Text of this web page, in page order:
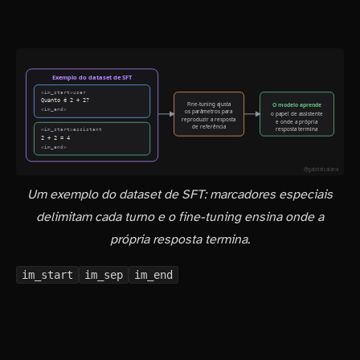
Um exemplo do dataset de SFT: marcadores especiais
delimitam cada turno e o fine-tuning ensina onde a
própria resposta termina.
im_start im_sep im_end